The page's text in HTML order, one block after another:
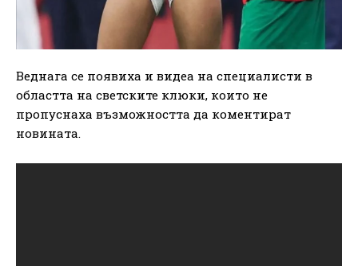
Веднага се появиха и видеа на специалисти в
областта на светските клюки, които не
пропуснаха възможността да коментират
новината.